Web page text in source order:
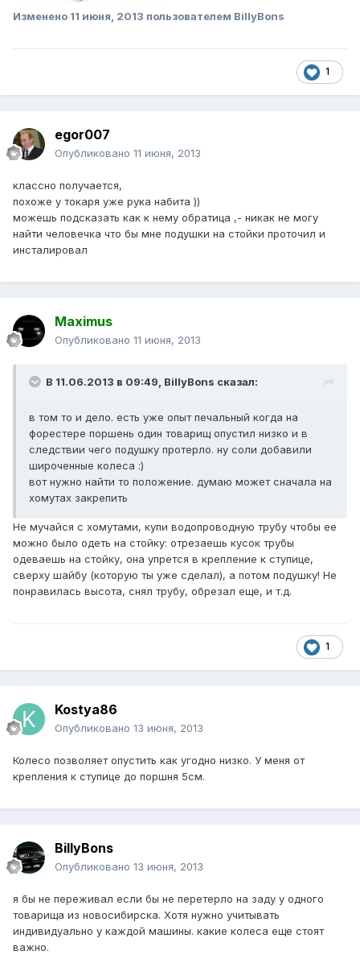
Изменено 11 июня, 2013 пользователем BillyBons
1
egor007
Опубликовано 11 июня, 2013
классно получается,
похоже у токаря уже рука набита ))
можешь подсказать как к нему обратица ,- никак не могу
найти человечка что бы мне подушки на стойки проточил и
инсталировал
Maximus
Опубликовано 11 июня, 2013
В 11.06.2013 в 09:49, BillyBons сказал:
в том то и дело. есть уже опыт печальный когда на
форестере поршень один товарищ опустил низко и в
следствии чего подушку протерло. ну соли добавили
широченные колеса :)
вот нужно найти то положение. думаю может сначала на
хомутах закрепить
Не мучайся с хомутами, купи водопроводную трубу чтобы ее
можно было одеть на стойку: отрезаешь кусок трубы
одеваешь на стойку, она упрется в крепление к ступице,
сверху шайбу (которую ты уже сделал), а потом подушку! Не
понравилась высота, снял трубу, обрезал еще, и т.д.
1
Kostya86
Опубликовано 13 июня, 2013
Колесо позволяет опустить как угодно низко. У меня от
крепления к ступице до поршня 5см.
BillyBons
Опубликовано 13 июня, 2013
я бы не переживал если бы не перетерло на заду у одного
товарища из новосибирска. Хотя нужно учитывать
индивидуально у каждой машины. какие колеса еще стоят
важно.